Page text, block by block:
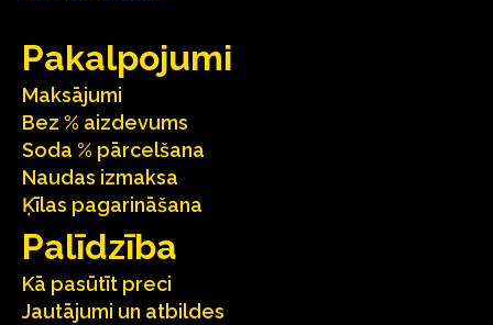
Pakalpojumi
Maksājumi
Bez % aizdevums
Soda % pārcelšana
Naudas izmaksa
Ķīlas pagarināšana
Palīdzība
Kā pasūtīt preci
Jautājumi un atbildes